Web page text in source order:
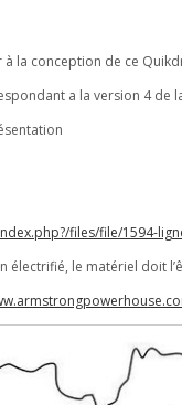
la conception de ce
a la version 4 de
files/file/1594-
le matériel doit